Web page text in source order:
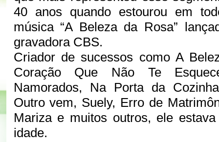
40 anos quando estourou em
música “A Beleza da Rosa”
gravadora CBS.
Criador de sucessos como A
Coração Que Não Te
Namorados, Na Porta da
Outro vem, Suely, Erro de
Mariza e muitos outros, ele
idade.